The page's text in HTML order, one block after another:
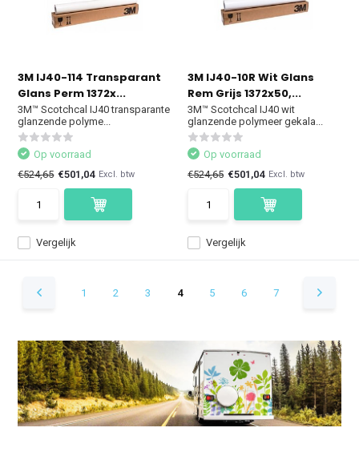
3M IJ40-114 Transparant
Glans Perm 1372x...
3M™ Scotchcal IJ40 transparante
glanzende polyme...
Vergelijk
Op voorraad
€524,65 €501,04 Excl. btw
3M IJ40-10R Wit Glans
Rem Grijs 1372x50,...
3M™ Scotchcal IJ40 wit
glanzende polymeer gekala...
Vergelijk
Op voorraad
€524,65 €501,04 Excl. btw
1 2 3 4 5 6 7